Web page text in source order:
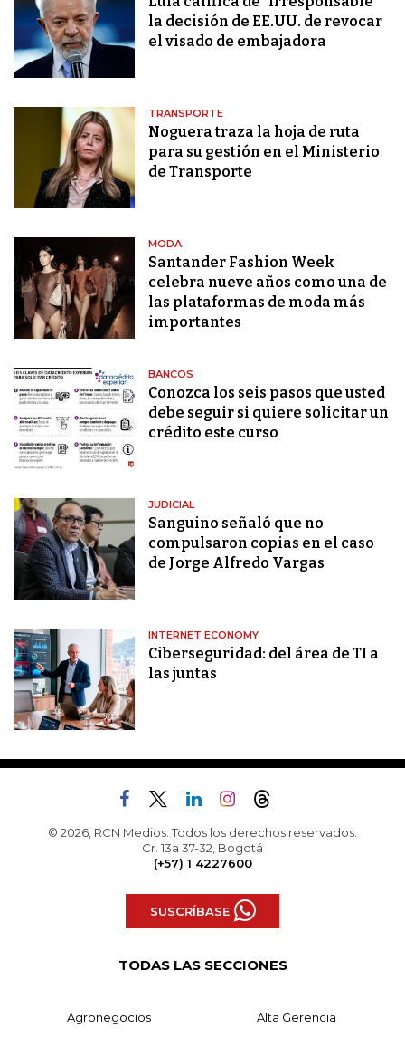
la decisión de EE.UU. de revocar
el visado de embajadora
TRANSPORTE
Noguera traza la hoja de ruta
para su gestión en el Ministerio
de Transporte
MODA
Santander Fashion Week
celebra nueve años como una de
las plataformas de moda más
importantes
BANCOS
Conozca los seis pasos que usted
debe seguir si quiere solicitar un
crédito este curso
JUDICIAL
Sanguino señaló que no
compulsaron copias en el caso
de Jorge Alfredo Vargas
INTERNET ECONOMY
Ciberseguridad: del área de TI a
las juntas
© 2026, RCN Medios. Todos los derechos reservados.
Cr. 13a 37-32, Bogotá
(+57) 1 4227600
SUSCRÍBASE
TODAS LAS SECCIONES
Agronegocios Alta Gerencia